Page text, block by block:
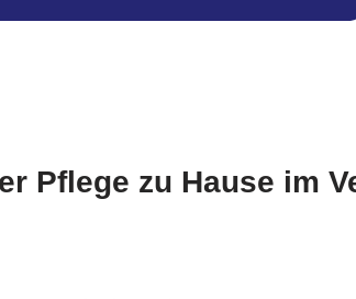
Pflege zu Hause im